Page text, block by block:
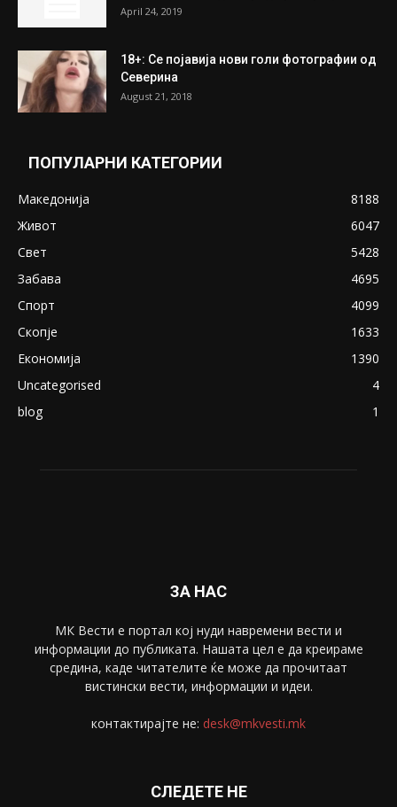
April 24, 2019
18+: Се појавија нови голи фотографии од
Северина
August 21, 2018
ПОПУЛАРНИ КАТЕГОРИИ
Македонија
8188
Живот
6047
Свет
5428
Забава
4695
Спорт
4099
Скопје
1633
Економија
1390
Uncategorised
4
blog
1
ЗА НАС
МК Вести е портал коj нуди навремени вести и
информации до публиката. Нашата цел е да креираме
средина, каде читателите ќе може да прочитаат
вистински вести, информации и идеи.
контактирајте не: desk@mkvesti.mk
СЛЕДЕТЕ НЕ